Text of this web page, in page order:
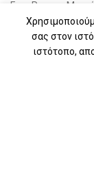
Free Press –
Για βιβλιοπωλεία
Για λέσχες
σας στον
ιστότοπο,